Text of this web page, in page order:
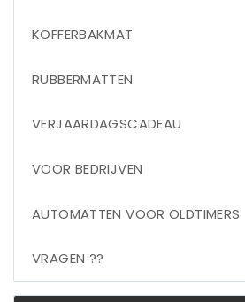
KOFFERBAKMAT
RUBBERMATTEN
VERJAARDAGSCADEAU
VOOR BEDRIJVEN
AUTOMATTEN VOOR OLDTIMERS
VRAGEN ??